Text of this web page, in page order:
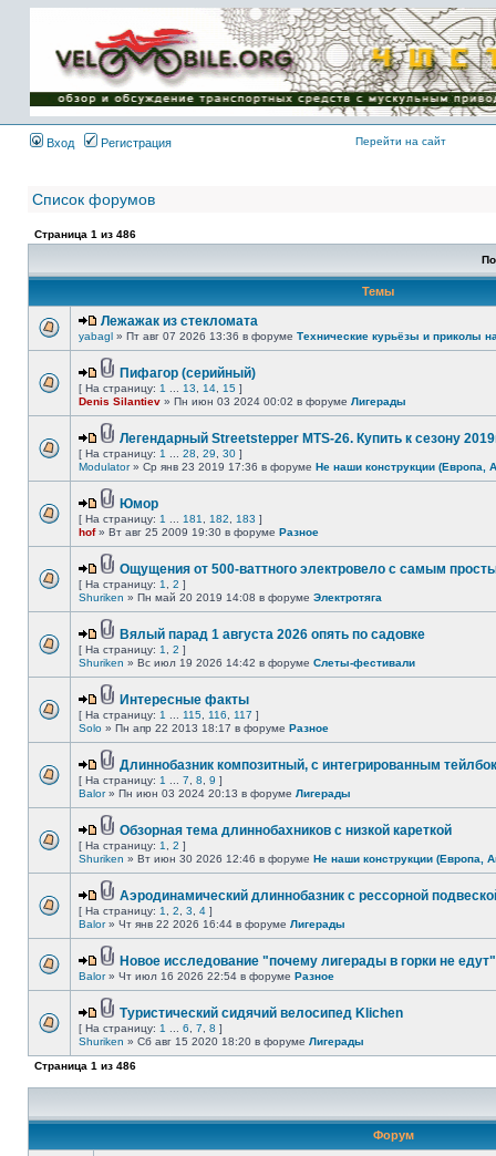
Имя пользователя:
Пароль:
{ LOG_ME_IN_SHORT
}
Вход
Регистрация Перейти на сайт
Список форумов
Страница 1 из 486
Темы
Лежажак из стекломата
yabagl » Пт авг 07 2026 13:36 в форуме Технические курьёзы и приколы
Пифагор (серийный)
[ На страницу: 1 13 14 15 ]
Denis Silantiev » Пн июн 03 2024 00:02 в форуме Лигерады
Легендарный Streetstepper MTS-26. Купить к сезону
[ На страницу: 1 28 29 30 ]
Modulator» Ср янв 23 2019 17:36 в форуме Не наши конструкции (Европа,
Юмор
[ На страницу: 1 181 182 183 ]
hof» Вт авг 25 2009 19:30 в форуме Разное
Ощущения от 500-ваттного электровело с самым
[ На страницу: 1 2 ]
Shuriken » Пн май 20 2019 14:08 в форуме Электротяга
Вялый парад 1 августа 2026 опять по садовке
[ На страницу: 1 2 ]
Shuriken » Вс июл 19 2026 14:42 в форуме Слеты-фестивали
Интересные факты
[ На страницу: 1 115 116 117 ]
Solo » Пн апр 22 2013 18:17 в форуме Разное
Длиннобазник композитный, с интегрированным
[ На страницу: 1 7 8 9 ]
Balor» Пн июн 03 2024 20:13 в форуме Лигерады
Обзорная тема длиннобахников с низкой кареткой
[ На страницу: 1 2 ]
Shuriken » Вт июн 30 2026 12:46 в форуме Не наши конструкции (Европа,
Аэродинамический длиннобазник с рессорной
[ На страницу: 1 2 3 4 ]
Balor» Чт янв 22 2026 16:44 в форуме Лигерады
Новое исследование "почему лигерады в горки не
Balor» Чт июл 16 2026 22:54 в форуме Разное
Туристический сидячий велосипед Klichen
[ На страницу: 1 6 7 8 ]
Shuriken » Сб авг 15 2020 18:20 в форуме Лигерады
Страница 1 из 486
Форум